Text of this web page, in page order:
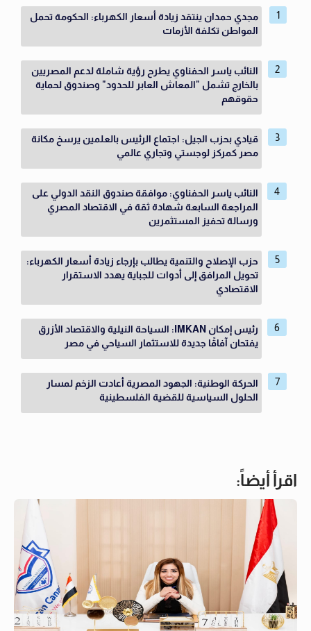
مجدي حمدان ينتقد زيادة أسعار الكهرباء: الحكومة تحمل
المواطن تكلفة الأزمات
النائب ياسر الحفناوي يطرح رؤية شاملة لدعم المصريين
بالخارج تشمل "المعاش العابر للحدود" وصندوق لحماية
حقوقهم
قيادي بحزب الجيل: اجتماع الرئيس بالعلمين يرسخ مكانة
مصر كمركز لوجستي وتجاري عالمي
النائب ياسر الحفناوي: موافقة صندوق النقد الدولي على
المراجعة السابعة شهادة ثقة في الاقتصاد المصري
ورسالة تحفيز المستثمرين
حزب الإصلاح والتنمية يطالب بإرجاء زيادة أسعار الكهرباء:
تحويل المرافق إلى أدوات للجباية يهدد الاستقرار
الاقتصادي
رئيس إمكان IMKAN: السياحة النيلية والاقتصاد الأزرق
يفتحان آفاقًا جديدة للاستثمار السياحي في مصر
الحركة الوطنية: الجهود المصرية أعادت الزخم لمسار
الحلول السياسية للقضية الفلسطينية
اقرأ أيضاً: